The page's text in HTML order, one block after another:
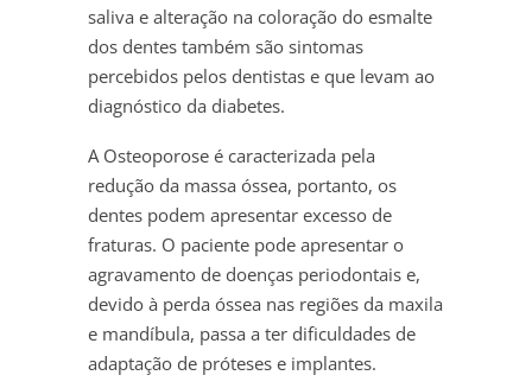
saliva e alteração na coloração do esmalte
dos dentes também são sintomas
percebidos pelos dentistas e que levam ao
diagnóstico da diabetes.
A Osteoporose é caracterizada pela
redução da massa óssea, portanto, os
dentes podem apresentar excesso de
fraturas. O paciente pode apresentar o
agravamento de doenças periodontais e,
devido à perda óssea nas regiões da maxila
e mandíbula, passa a ter dificuldades de
adaptação de próteses e implantes.